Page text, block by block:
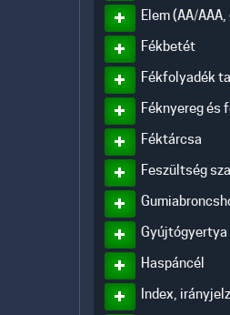
Elem (AA/
Fékbetét
Fékfolyadék
Féknyereg és
Féktárcsa
Feszültség
Gyújtógyertya
Haspáncél
Index,